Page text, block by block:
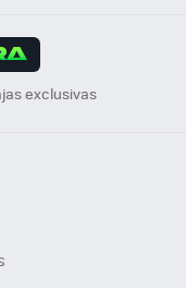
exclusivas